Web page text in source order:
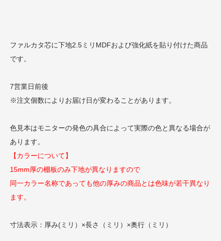
ファルカタ芯に下地2.5ミリMDFおよび強化紙を貼り付けた商品
です。
7営業日前後
※注文個数によりお届け日が変わることがあります。
色見本はモニターの発色の具合によって実際の色と異なる場合が
あります。
【カラーについて】
15mm厚の棚板のみ下地が異なりますので
同一カラー名称であっても他の厚みの商品とは色味が若干異なり
ます。
寸法表示：厚み(ミリ）×長さ（ミリ）×奥行（ミリ）